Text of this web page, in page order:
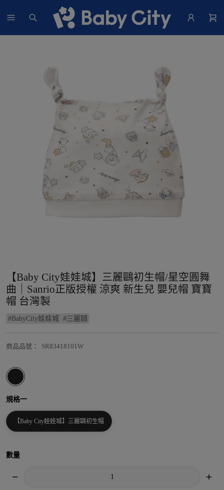
【Baby City娃娃城】三麗鷗初生帽/星空圓舞
曲｜Sanrio正版授權 涼爽 新生兒 嬰兒帽 寶寶
帽 台灣製
# BabyCity娃娃城 #三麗鷗
商品品號 ： SR83418101W
規格一
【Baby City娃娃城】三麗鷗初生帽
數量